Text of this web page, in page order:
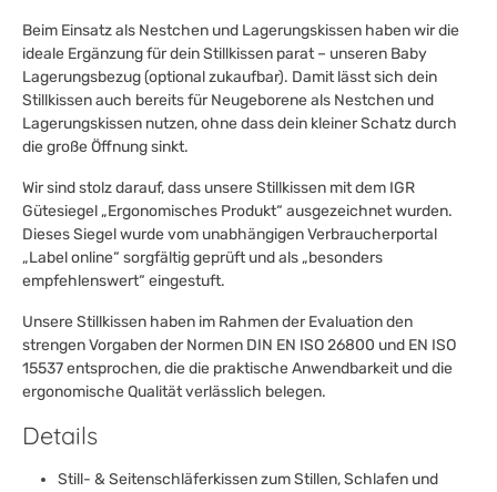
Beim Einsatz als Nestchen und Lagerungskissen haben wir die
ideale Ergänzung für dein Stillkissen parat – unseren Baby
Lagerungsbezug (optional zukaufbar). Damit lässt sich dein
Stillkissen auch bereits für Neugeborene als Nestchen und
Lagerungskissen nutzen, ohne dass dein kleiner Schatz durch
die große Öffnung sinkt.
Wir sind stolz darauf, dass unsere Stillkissen mit dem IGR
Gütesiegel „Ergonomisches Produkt“ ausgezeichnet wurden.
Dieses Siegel wurde vom unabhängigen Verbraucherportal
„Label online“ sorgfältig geprüft und als „besonders
empfehlenswert“ eingestuft.
Unsere Stillkissen haben im Rahmen der Evaluation den
strengen Vorgaben der Normen DIN EN ISO 26800 und EN ISO
15537 entsprochen, die die praktische Anwendbarkeit und die
ergonomische Qualität verlässlich belegen.
Details
Still- & Seitenschläferkissen zum Stillen, Schlafen und